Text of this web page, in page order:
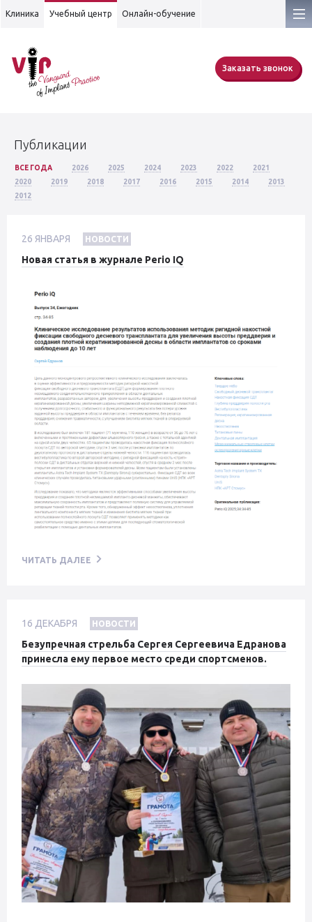
Клиника Учебный центр Онлайн-обучение
Заказать звонок
Публикации
ВСЕ ГОДА 2026 2025 2024 2023 2022
2021
2020
2019 2018 2017 2016 2015 2014
2013
2012
26 ЯНВАРЯ НОВОСТИ
Новая статья в журнале Perio IQ
ЧИТАТЬ ДАЛЕЕ
16 ДЕКАБРЯ НОВОСТИ
Безупречная стрельба Сергея Сергеевича Едранова
принесла ему первое место среди спортсменов.